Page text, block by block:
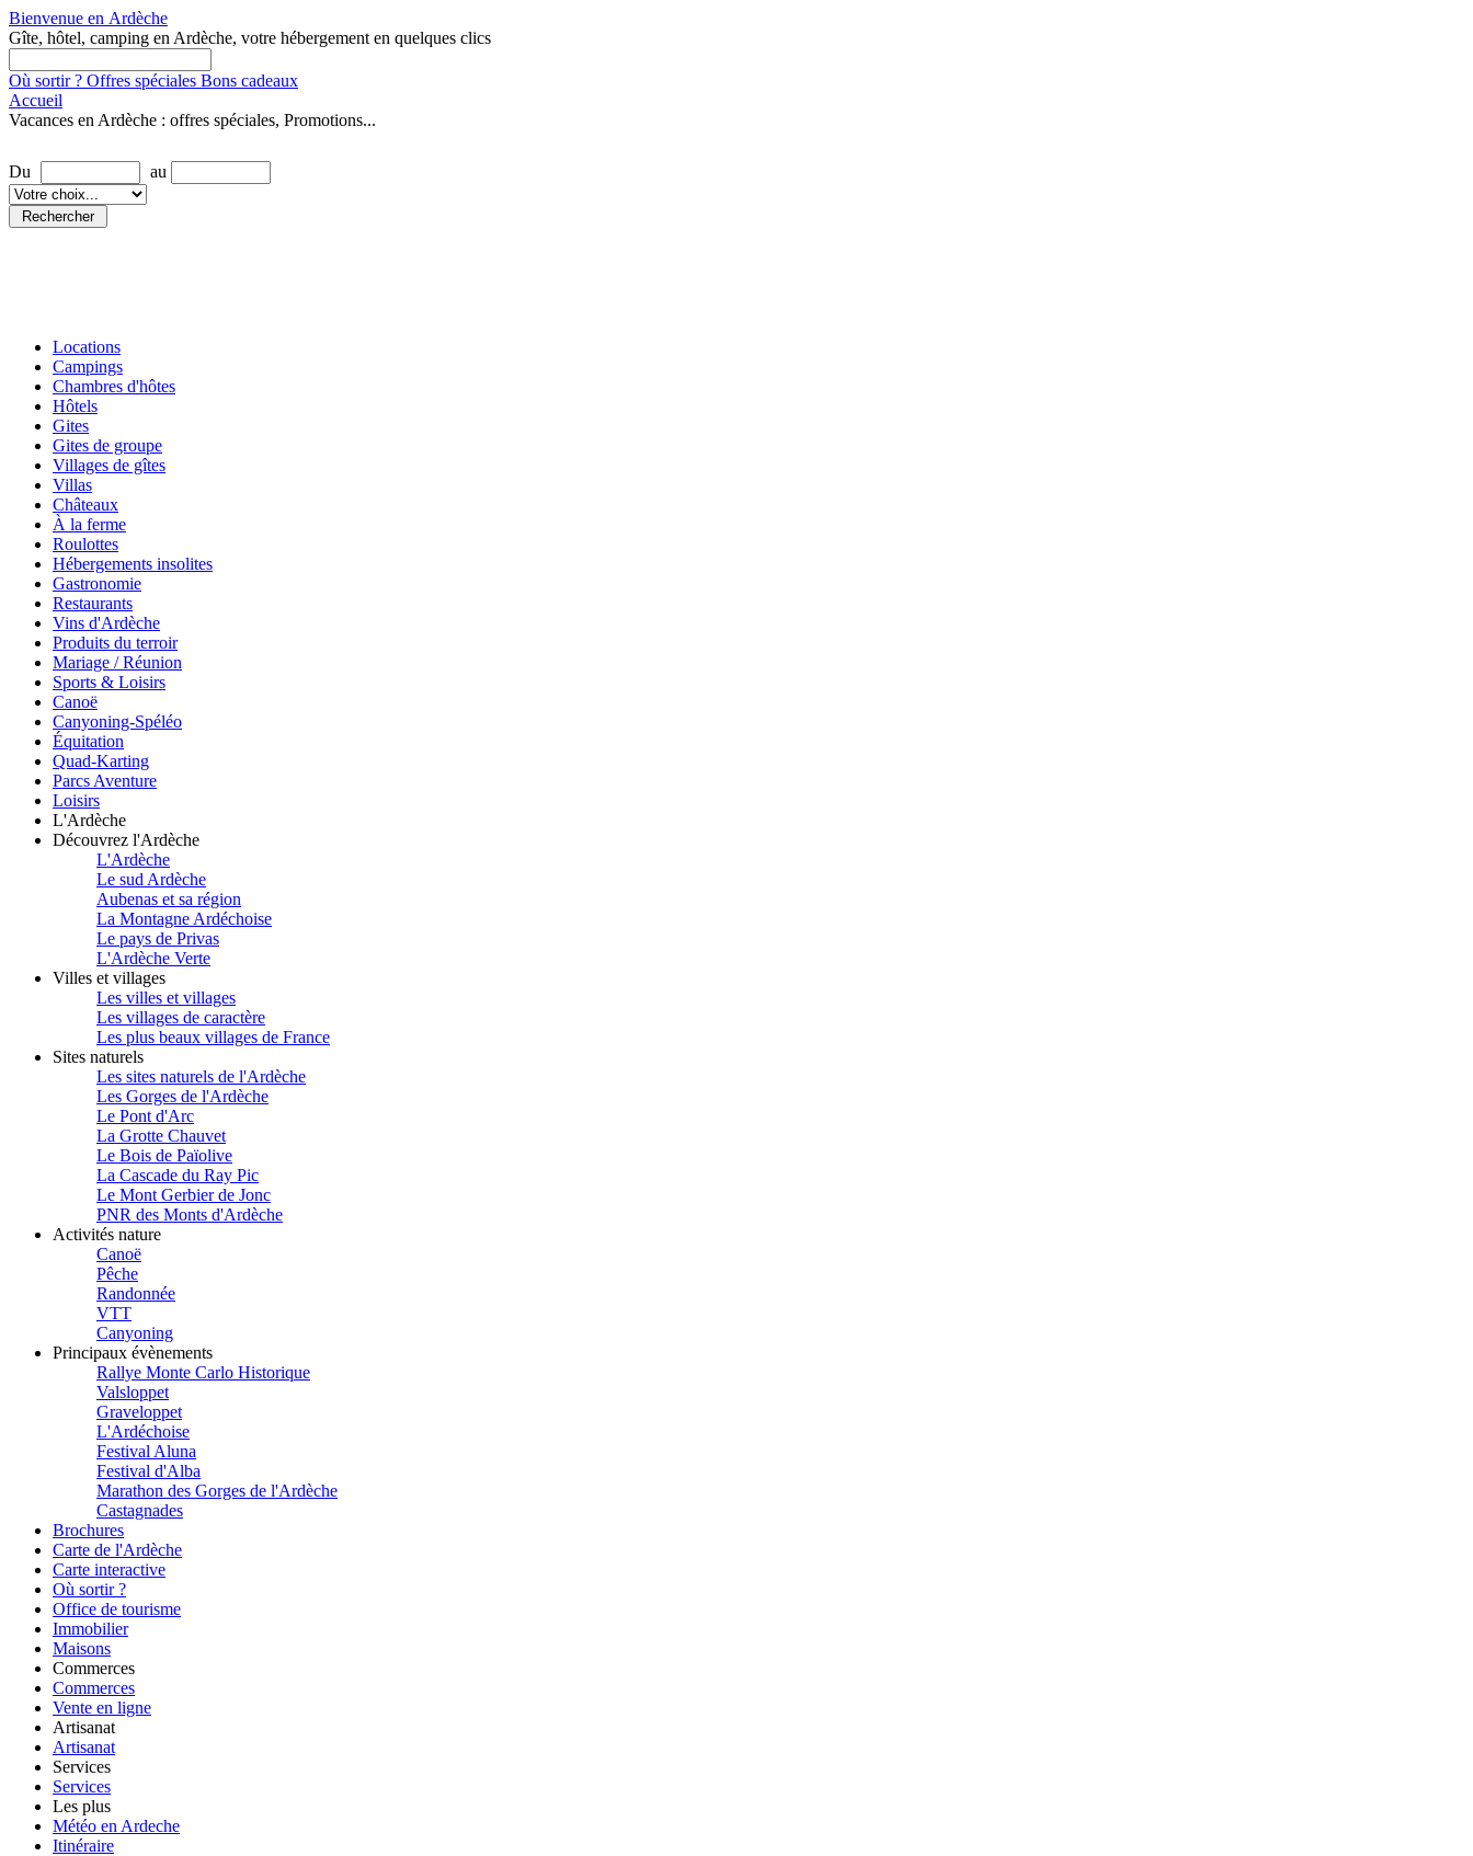
Bienvenue en Ardèche
Gîte, hôtel, camping en Ardèche, votre hébergement en quelques clics
Où sortir ? Offres spéciales Bons cadeaux
Accueil
Vacances en Ardèche : offres spéciales, Promotions...
Du au
Locations
Campings
Chambres d'hôtes
Hôtels
Gites
Gites de groupe
Villages de gîtes
Villas
Châteaux
À la ferme
Roulottes
Hébergements insolites
Gastronomie
Restaurants
Vins d'Ardèche
Produits du terroir
Mariage / Réunion
Sports & Loisirs
Canoë
Canyoning-Spéléo
Équitation
Quad-Karting
Parcs Aventure
Loisirs
L'Ardèche
Découvrez l'Ardèche
L'Ardèche
Le sud Ardèche
Aubenas et sa région
La Montagne Ardéchoise
Le pays de Privas
L'Ardèche Verte
Villes et villages
Les villes et villages
Les villages de caractère
Les plus beaux villages de France
Sites naturels
Les sites naturels de l'Ardèche
Les Gorges de l'Ardèche
Le Pont d'Arc
La Grotte Chauvet
Le Bois de Païolive
La Cascade du Ray Pic
Le Mont Gerbier de Jonc
PNR des Monts d'Ardèche
Activités nature
Canoë
Pêche
Randonnée
VTT
Canyoning
Principaux évènements
Rallye Monte Carlo Historique
Valsloppet
Graveloppet
L'Ardéchoise
Festival Aluna
Festival d'Alba
Marathon des Gorges de l'Ardèche
Castagnades
Brochures
Carte de l'Ardèche
Carte interactive
Où sortir ?
Office de tourisme
Immobilier
Maisons
Commerces
Commerces
Vente en ligne
Artisanat
Artisanat
Services
Services
Les plus
Météo en Ardeche
Itinéraire